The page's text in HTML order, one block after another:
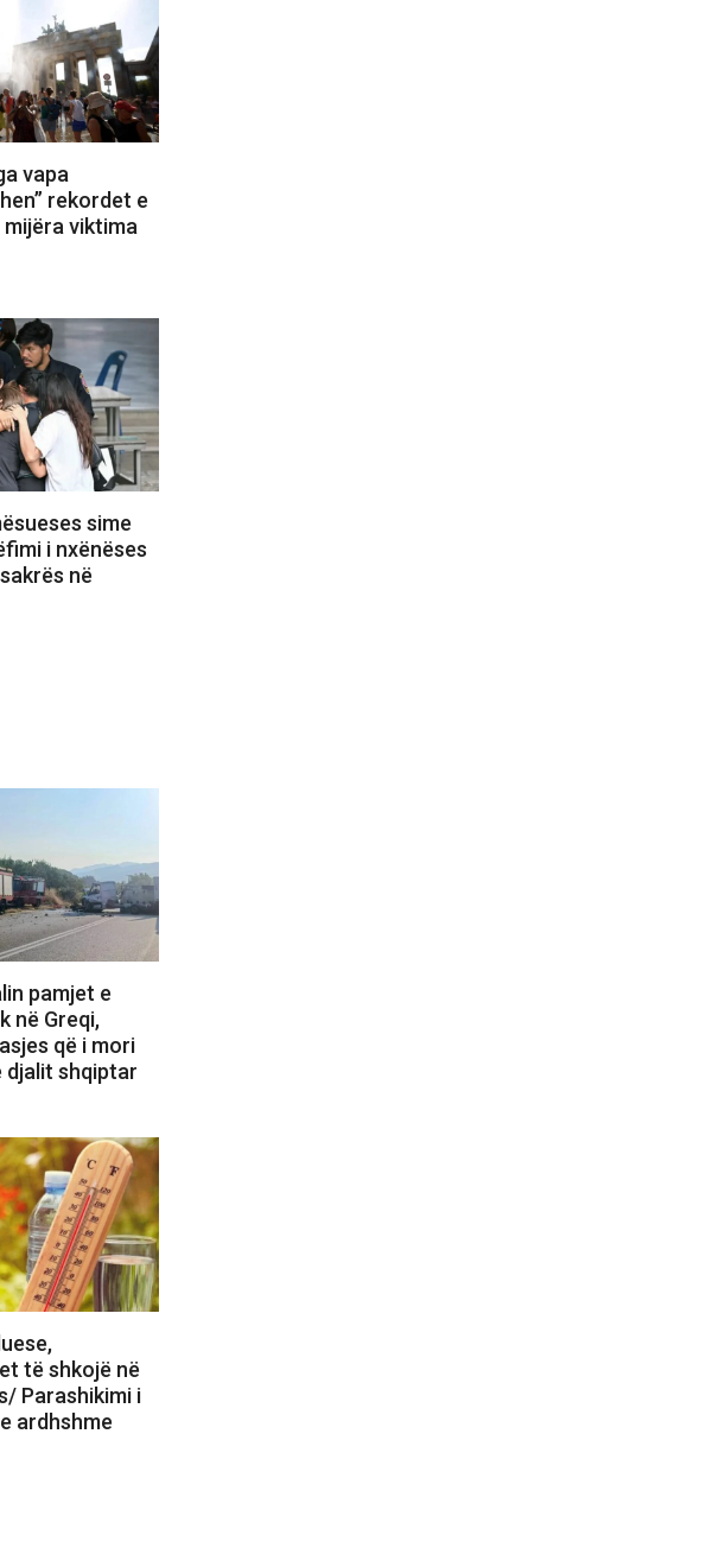
vapa
rekordet e
viktima
sime
i nxënëses
në
pamjet e
në Greqi,
që i mori
djalit shqiptar
të shkojë në
Parashikimi i
ardhshme